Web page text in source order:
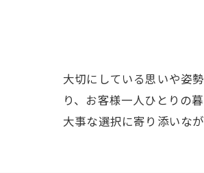
大切にしている思いや姿
り、お客様一人ひとりの
大事な選択に寄り添いな